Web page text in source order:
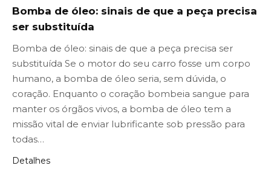
Bomba de óleo: sinais de que a peça precisa
ser substituída
Bomba de óleo: sinais de que a peça precisa ser
substituída Se o motor do seu carro fosse um corpo
humano, a bomba de óleo seria, sem dúvida, o
coração. Enquanto o coração bombeia sangue para
manter os órgãos vivos, a bomba de óleo tem a
missão vital de enviar lubrificante sob pressão para
todas…
Detalhes